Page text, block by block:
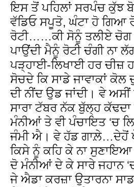
ਇਸ ਤੋਂ ਪਹਿਲਾਂ ਸਰਪੰਚ ਕੁੱਝ
ਵੱਡਿਓ ਸਪੂਤੋ, ਘੰਟਾ ਹੋ ਗਿਆ
ਰੋਟੀ……ਕੀ ਸੋਨੂੰ ਤਲੀਏ ਚੋਗ
ਪਾਉਂਦੀ ਮੈਨੂੰ ਰੋਟੀ ਚੰਗੀ ਨਾ
ਪੜ੍ਹਾਈ-ਲਿਖਾਈ ਹਰ ਚੀਜ਼
ਸੋਚਦੇ ਕਿ ਸਾਡੇ ਜਾਵਾਕਾਂ ਕੋਲ
ਦੀ ਨੀਂਦ ਉਡ ਜਾਂਦੀ। ਵੇ
ਸਾਰਾ ਟੱਬਰ ਨੱਕ ਬੁੱਲ੍ਹ ਕੱਢਦਾ
ਮੰਨੀਆਂ ਤੇ ਵੀ ਪੰਚਾਇਤ ‘ਚ
ਜੰਮੀ ਐ। ਵੇ ਹੱਡ ਗਾਲ਼ੇ…ਦੇਹੋਂ
ਕਿਸੇ ਨੂੰ ਕਹਿ ਕੇ ਨਾ
ਦੋ ਮੰਨੀਆਂ ਦੇ ਕੇ ਸਾਰੇ ਜਹਾਨ
ਜੇ ਐਡਾ ਕਰਜ਼ਾ ਉਤਾਰਨਾ